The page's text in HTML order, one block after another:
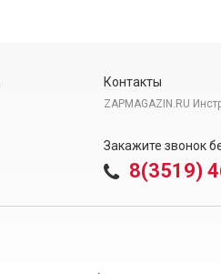
Контакты
ZAPMAGAZIN.RU
Закажите звонок
8(3519)